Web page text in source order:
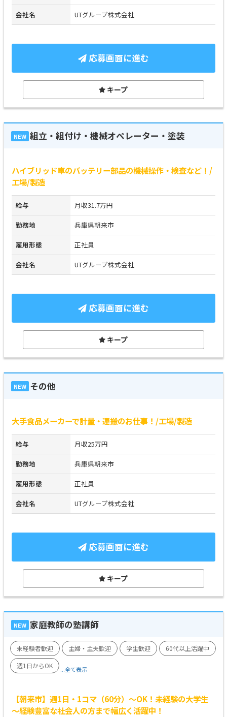
会社名 UTグループ株式会社
応募画面に進む
キープ
NEW 組立・組付け・機械オペレーター・塗装
ハイブリッド車のバッテリー部品の機械操作・検査など！/
工場/製造
給与 月収31.7万円
勤務地 兵庫県朝来市
雇用形態 正社員
会社名 UTグループ株式会社
応募画面に進む
キープ
NEW その他
大手食品メーカーで計量・運搬のお仕事！/工場/製造
給与 月収25万円
勤務地 兵庫県朝来市
雇用形態 正社員
会社名 UTグループ株式会社
応募画面に進む
キープ
NEW 家庭教師の塾講師
未経験者歓迎 主婦・主夫歓迎 学生歓迎
60代以上活躍中
週1日からOK
...全て表示
【朝来市】週1日・1コマ（60分）～OK！未経験の大学生
～経験豊富な社会人の方まで幅広く活躍中！